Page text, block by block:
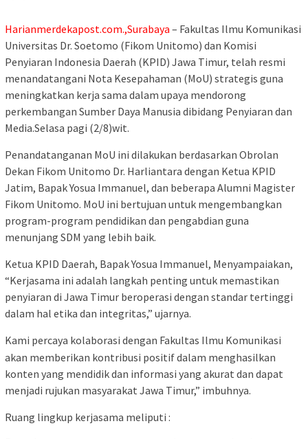
Harianmerdekapost.com.,Surabaya – Fakultas Ilmu Komunikasi
Universitas Dr. Soetomo (Fikom Unitomo) dan Komisi
Penyiaran Indonesia Daerah (KPID) Jawa Timur, telah resmi
menandatangani Nota Kesepahaman (MoU) strategis guna
meningkatkan kerja sama dalam upaya mendorong
perkembangan Sumber Daya Manusia dibidang Penyiaran dan
Media.Selasa pagi (2/8)wit.
Penandatanganan MoU ini dilakukan berdasarkan Obrolan
Dekan Fikom Unitomo Dr. Harliantara dengan Ketua KPID
Jatim, Bapak Yosua Immanuel, dan beberapa Alumni Magister
Fikom Unitomo. MoU ini bertujuan untuk mengembangkan
program-program pendidikan dan pengabdian guna
menunjang SDM yang lebih baik.
Ketua KPID Daerah, Bapak Yosua Immanuel, Menyampaiakan,
“Kerjasama ini adalah langkah penting untuk memastikan
penyiaran di Jawa Timur beroperasi dengan standar tertinggi
dalam hal etika dan integritas,” ujarnya.
Kami percaya kolaborasi dengan Fakultas Ilmu Komunikasi
akan memberikan kontribusi positif dalam menghasilkan
konten yang mendidik dan informasi yang akurat dan dapat
menjadi rujukan masyarakat Jawa Timur,” imbuhnya.
Ruang lingkup kerjasama meliputi :